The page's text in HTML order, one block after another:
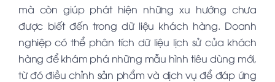
mà còn giúp phát hiện những xu hướng chưa
được biết đến trong dữ liệu khách hàng. Doanh
nghiệp có thể phân tích dữ liệu lịch sử của khách
hàng để khám phá những mẫu hình tiêu dùng mới,
từ đó điều chỉnh sản phẩm và dịch vụ để đáp ứng